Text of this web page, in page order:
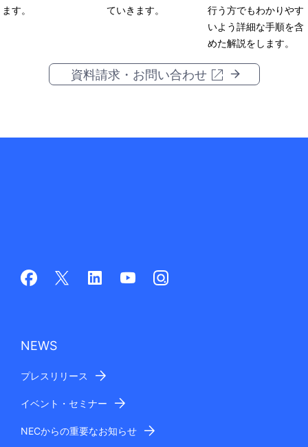
ます。
ていきます。
行う方でもわかりやす
いよう詳細な手順を含
めた解説をします。
資料請求・お問い合わせ
NEWS
プレスリリース
イベント・セミナー
NECからの重要なお知らせ